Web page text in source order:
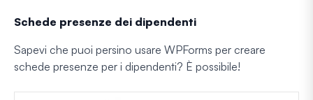
Schede presenze dei dipendenti
Sapevi che puoi persino usare WPForms per creare
schede presenze per i dipendenti? È possibile!